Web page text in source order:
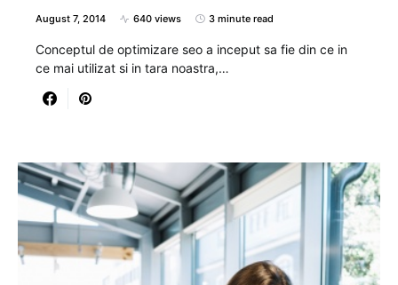
August 7, 2014 640 views 3 minute read
Conceptul de optimizare seo a inceput sa fie din ce in
ce mai utilizat si in tara noastra,…